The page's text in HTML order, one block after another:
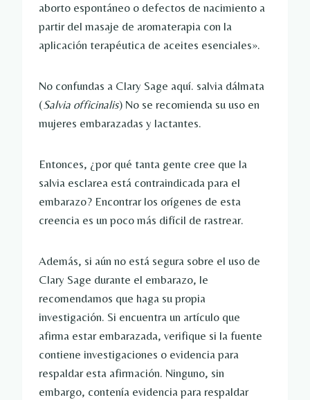
aborto espontáneo o defectos de nacimiento a
partir del masaje de aromaterapia con la
aplicación terapéutica de aceites esenciales».
No confundas a Clary Sage aquí. salvia dálmata
(Salvia officinalis) No se recomienda su uso en
mujeres embarazadas y lactantes.
Entonces, ¿por qué tanta gente cree que la
salvia esclarea está contraindicada para el
embarazo? Encontrar los orígenes de esta
creencia es un poco más difícil de rastrear.
Además, si aún no está segura sobre el uso de
Clary Sage durante el embarazo, le
recomendamos que haga su propia
investigación. Si encuentra un artículo que
afirma estar embarazada, verifique si la fuente
contiene investigaciones o evidencia para
respaldar esta afirmación. Ninguno, sin
embargo, contenía evidencia para respaldar